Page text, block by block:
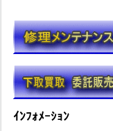
ｲﾝﾌｫﾒｰｼｮﾝ